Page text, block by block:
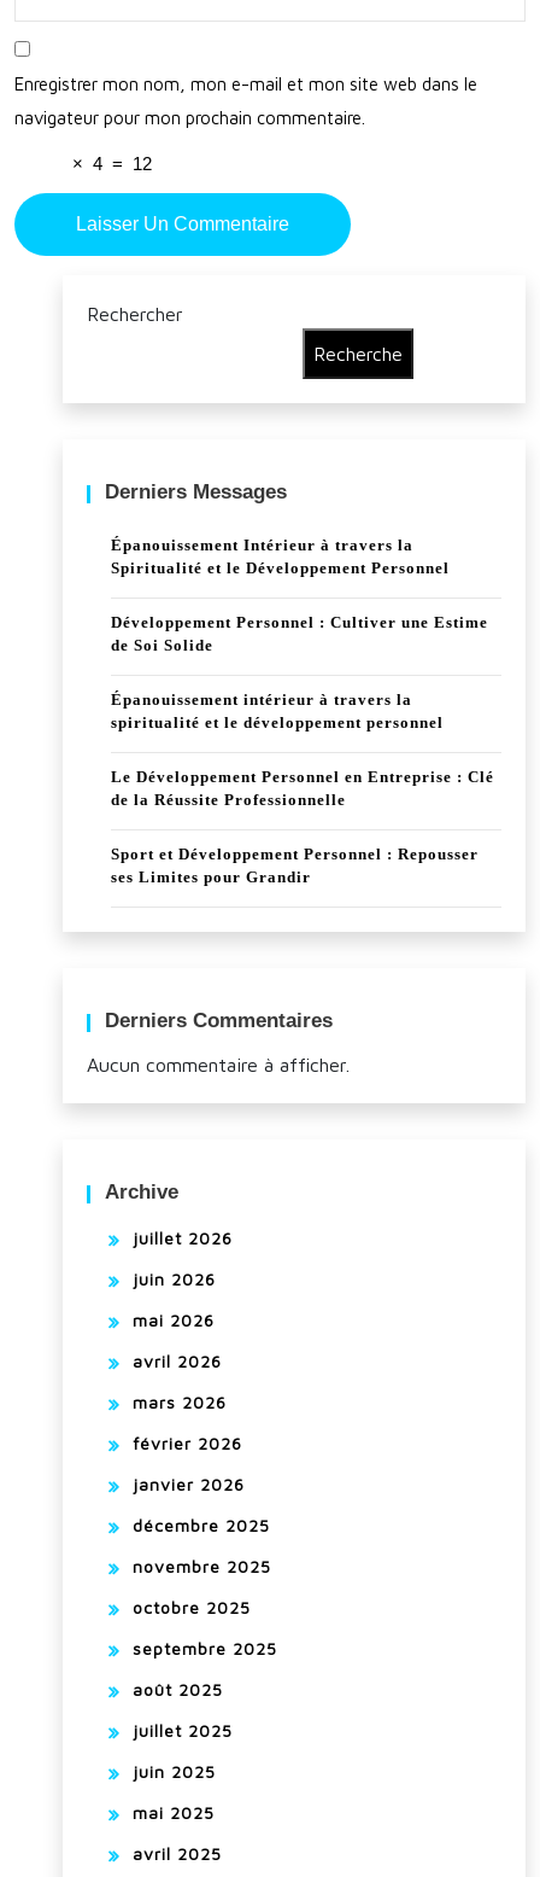
el
Enregistrer mon nom, mon e-mail et mon site web dans le
navigateur pour mon prochain commentaire.
× 4 = 12
Rechercher
Recherche
Derniers Messages
Épanouissement Intérieur à travers la
Spiritualité et le Développement Personnel
Développement Personnel : Cultiver une Estime
de Soi Solide
Épanouissement intérieur à travers la
spiritualité et le développement personnel
Le Développement Personnel en Entreprise : Clé
de la Réussite Professionnelle
Sport et Développement Personnel : Repousser
ses Limites pour Grandir
Derniers Commentaires
Aucun commentaire à afficher.
Archive
juillet 2026
juin 2026
mai 2026
avril 2026
mars 2026
février 2026
janvier 2026
décembre 2025
novembre 2025
octobre 2025
septembre 2025
août 2025
juillet 2025
juin 2025
mai 2025
avril 2025